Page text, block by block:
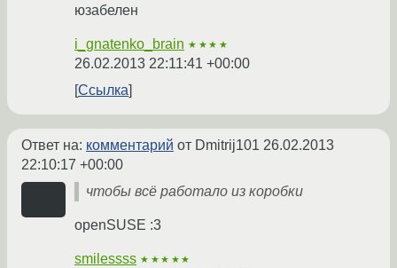
юзабелен
i_gnatenko_brain ★★★★
26.02.2013 22:11:41 +00:00
Ссылка
Ответ на: комментарий от Dmitrij101 26.02.2013
22:10:17 +00:00
чтобы всё работало из коробки
openSUSE :3
smilessss ★★★★★